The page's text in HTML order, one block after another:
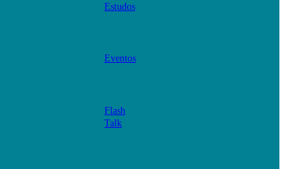
Estudos
Eventos
Flash
Talk